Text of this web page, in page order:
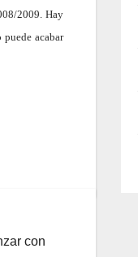
2009. Hay
acabar
con